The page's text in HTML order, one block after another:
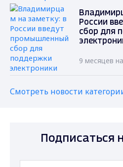
России
сбор для
9 месяцев
Смотреть новости
Подписаться